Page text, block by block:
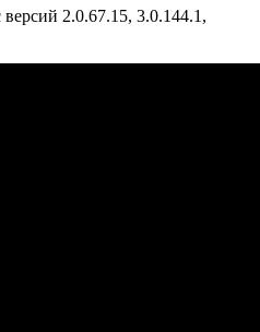
2.0.67.15, 3.0.144.1,